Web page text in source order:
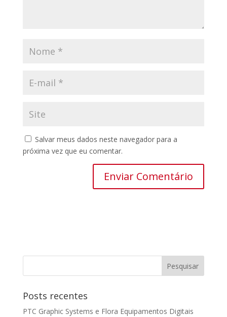
Salvar meus dados neste navegador para a
próxima vez que eu comentar.
Posts recentes
PTC Graphic Systems e Flora Equipamentos Digitais